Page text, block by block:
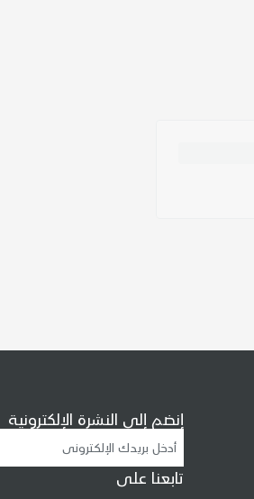
إنضم إلى النشرة الإلكترونية
تابعنا على